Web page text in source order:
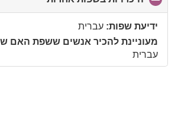
to
ידיעת שפות: עברית
מעוניינת להכיר אנשים ששפת האם
עברית